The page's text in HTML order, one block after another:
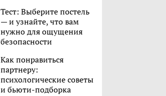
Тест: Выберите постель
— и узнайте, что вам
нужно для ощущения
безопасности
Как понравиться
партнеру:
психологические советы
и бьюти-подборка